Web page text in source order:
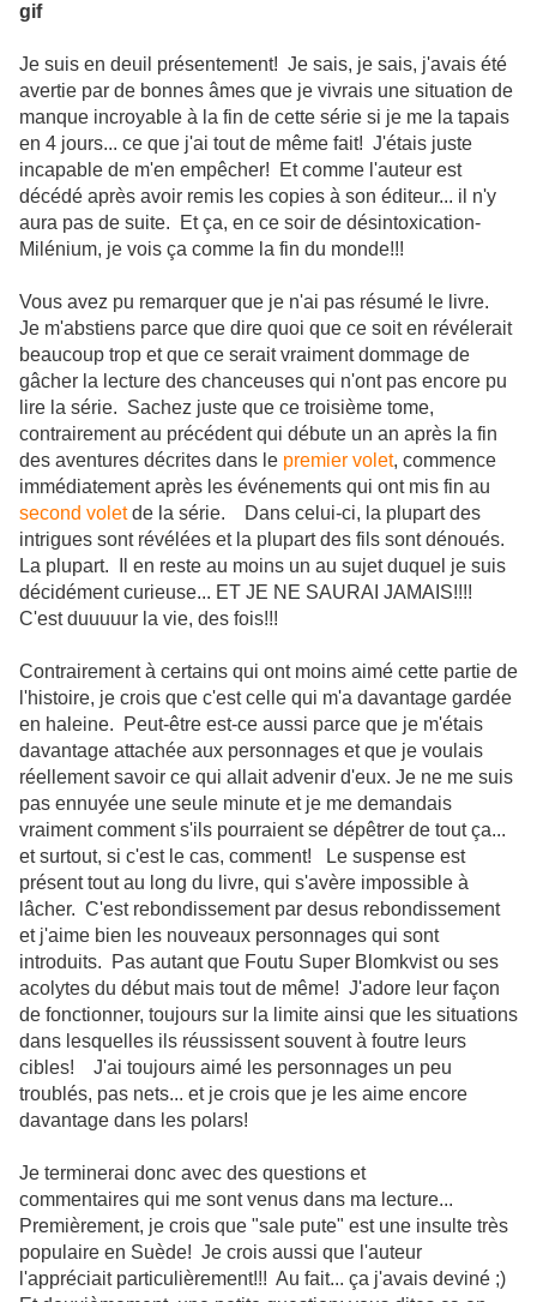
Je suis en deuil présentement! Je sais, je sais, j'avais été
avertie par de bonnes âmes que je vivrais une situation de
manque incroyable à la fin de cette série si je me la tapais
en 4 jours... ce que j'ai tout de même fait! J'étais juste
incapable de m'en empêcher! Et comme l'auteur est
décédé après avoir remis les copies à son éditeur... il n'y
aura pas de suite. Et ça, en ce soir de désintoxication-
Milénium, je vois ça comme la fin du monde!!!
Vous avez pu remarquer que je n'ai pas résumé le livre.
Je m'abstiens parce que dire quoi que ce soit en révélerait
beaucoup trop et que ce serait vraiment dommage de
gâcher la lecture des chanceuses qui n'ont pas encore pu
lire la série. Sachez juste que ce troisième tome,
contrairement au précédent qui débute un an après la fin
des aventures décrites dans le premier volet, commence
immédiatement après les événements qui ont mis fin au
second voletde la série. Dans celui-ci, la plupart des
intrigues sont révélées et la plupart des fils sont dénoués.
La plupart. Il en reste au moins un au sujet duquel je suis
décidément curieuse... ET JE NE SAURAI JAMAIS!!!!
C'est duuuuur la vie, des fois!!!
Contrairement à certains qui ont moins aimé cette partie de
l'histoire, je crois que c'est celle qui m'a davantage gardée
en haleine. Peut-être est-ce aussi parce que je m'étais
davantage attachée aux personnages et que je voulais
réellement savoir ce qui allait advenir d'eux. Je ne me suis
pas ennuyée une seule minute et je me demandais
vraiment comment s'ils pourraient se dépêtrer de tout ça...
et surtout, si c'est le cas, comment! Le suspense est
présent tout au long du livre, qui s'avère impossible à
lâcher. C'est rebondissement par desus rebondissement
et j'aime bien les nouveaux personnages qui sont
introduits. Pas autant que Foutu Super Blomkvist ou ses
acolytes du début mais tout de même! J'adore leur façon
de fonctionner, toujours sur la limite ainsi que les situations
dans lesquelles ils réussissent souvent à foutre leurs
cibles! J'ai toujours aimé les personnages un peu
troublés, pas nets... et je crois que je les aime encore
davantage dans les polars!
Je terminerai donc avec des questions et
commentaires qui me sont venus dans ma lecture...
Premièrement, je crois que "sale pute" est une insulte très
populaire en Suède! Je crois aussi que l'auteur
l'appréciait particulièrement!!! Au fait... ça j'avais deviné ;)